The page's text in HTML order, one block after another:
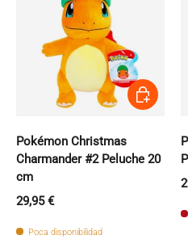
Pokémon Christmas
Charmander #2 Peluche 20
cm
Precio normal
29,95 €
Poca disponibilidad
Añadir al